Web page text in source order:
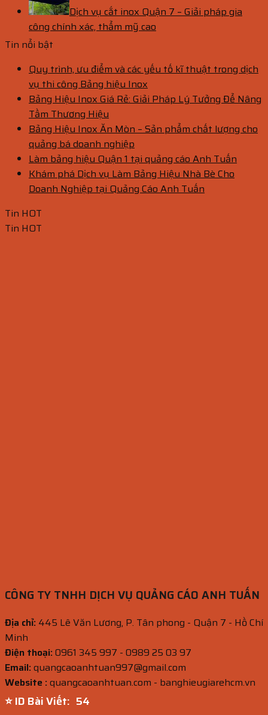
Dịch vụ cắt inox Quận 7 – Giải pháp gia
công chính xác, thẩm mỹ cao
Tin nổi bật
Quy trình, ưu điểm và các yếu tố kĩ thuật trong dịch
vụ thi công Bảng hiệu Inox
Bảng Hiệu Inox Giá Rẻ: Giải Pháp Lý Tưởng Để Nâng
Tầm Thương Hiệu
Bảng Hiệu Inox Ăn Mòn – Sản phẩm chất lượng cho
quảng bá doanh nghiệp
Làm bảng hiệu Quận 1 tại quảng cáo Anh Tuấn
Khám phá Dịch vụ Làm Bảng Hiệu Nhà Bè Cho
Doanh Nghiệp tại Quảng Cáo Anh Tuấn
Tin HOT
Tin HOT
CÔNG TY TNHH DỊCH VỤ QUẢNG CÁO ANH TUẤN
Địa chỉ: 445 Lê Văn Lương, P. Tân phong - Quận 7 - Hồ Chí
Minh
Điện thoại:0961 345 997 - 0989 25 03 97
Email:quangcaoanhtuan997@gmail.com
Website :quangcaoanhtuan.com - banghieugiarehcm.vn
⭐ ID Bài Viết: 52